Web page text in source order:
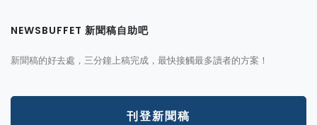
NEWSBUFFET 新聞稿自助吧
新聞稿的好去處，三分鐘上稿完成，最快接觸最多讀者的方案！
刊登新聞稿